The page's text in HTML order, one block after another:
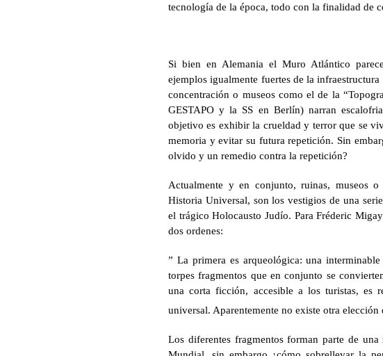
tecnología de la época, todo con la finalidad de
Si bien en Alemania el Muro Atlántico
ejemplos igualmente fuertes de la
concentración o museos como el de la
GESTAPO y la SS en Berlín) narran
objetivo es exhibir la crueldad y terror que se
memoria y evitar su futura repetición. Sin
olvido y un remedio contra la repetición?
Actualmente y en conjunto, ruinas, museos
Historia Universal, son los vestigios de una
el trágico Holocausto Judío. Para Fréderic
dos ordenes:
” La primera es arqueológica: una
torpes fragmentos que en conjunto se
una corta ficción, accesible a los turistas, es
universal. Aparentemente no existe otra
Los diferentes fragmentos forman parte de